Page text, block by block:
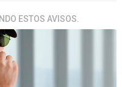
ESTOS AVISOS.